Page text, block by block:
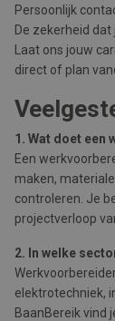
Persoonlijk
De zekerheid dat
Laat ons jouw
direct of plan
1. Wat doet een
Een
maken,
controleren. Je
projectverloop
2. In welke
elektrotechniek,
BaanBereik vind